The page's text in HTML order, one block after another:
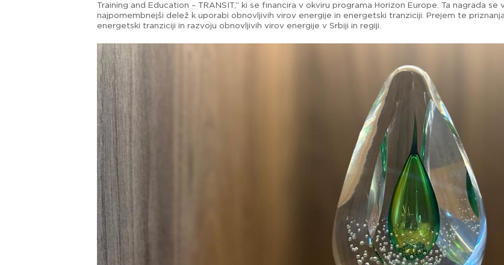
Training and Education – TRANSIT,” ki se financira v okviru programa Horizon Europe. Ta nagrada
najpomembnejši delež k uporabi obnovljivih virov energije in energetski tranziciji. Prejem te
energetski tranziciji in razvoju obnovljivih virov energije v Srbiji in regiji.